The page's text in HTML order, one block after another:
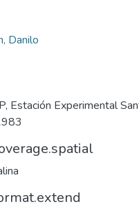
Danilo
Estación Experimental